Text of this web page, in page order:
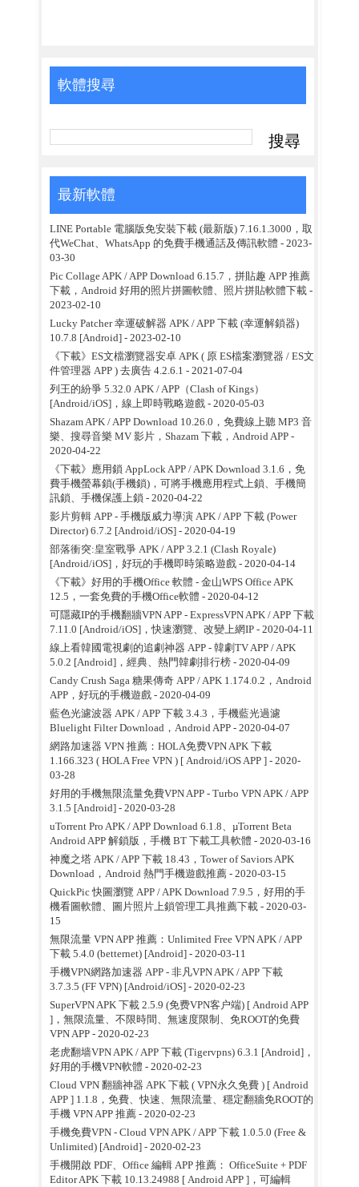
軟體搜尋
最新軟體
LINE Portable 電腦版免安裝下載 (最新版) 7.16.1.3000，取
代WeChat、WhatsApp 的免費手機通話及傳訊軟體 - 2023-
03-30
Pic Collage APK / APP Download 6.15.7，拼貼趣 APP 推薦
下載，Android 好用的照片拼圖軟體、照片拼貼軟體下載-
2023-02-10
Lucky Patcher 幸運破解器 APK / APP 下載 (幸運解鎖器)
10.7.8 [Android] - 2023-02-10
《下載》ES文檔瀏覽器安卓 APK ( 原 ES檔案瀏覽器 / ES文
件管理器 APP ) 去廣告 4.2.6.1 - 2021-07-04
列王的紛爭 5.32.0 APK / APP（Clash of Kings）
[Android/iOS]，線上即時戰略遊戲- 2020-05-03
Shazam APK / APP Download 10.26.0，免費線上聽 MP3 音
樂、搜尋音樂 MV 影片，Shazam 下載，Android APP-
2020-04-22
《下載》應用鎖 AppLock APP / APK Download 3.1.6，免
費手機螢幕鎖(手機鎖)，可將手機應用程式上鎖、手機簡
訊鎖、手機保護上鎖 - 2020-04-22
影片剪輯 APP - 手機版威力導演 APK / APP 下載 (Power
Director) 6.7.2 [Android/iOS]- 2020-04-19
部落衝突:皇室戰爭 APK / APP 3.2.1 (Clash Royale)
[Android/iOS]，好玩的手機即時策略遊戲- 2020-04-14
《下載》好用的手機Office 軟體 - 金山WPS Office APK
12.5，一套免費的手機Office軟體 - 2020-04-12
可隱藏IP的手機翻牆VPN APP - ExpressVPN APK / APP 下載
7.11.0 [Android/iOS]，快速瀏覽、改變上網IP- 2020-04-11
線上看韓國電視劇的追劇神器 APP - 韓劇TV APP / APK
5.0.2 [Android]，經典、熱門韓劇排行榜- 2020-04-09
Candy Crush Saga 糖果傳奇 APP / APK 1.174.0.2，Android
APP，好玩的手機遊戲- 2020-04-09
藍色光濾波器 APK / APP 下載 3.4.3，手機藍光過濾
Bluelight Filter Download，Android APP- 2020-04-07
網路加速器 VPN 推薦：HOLA免费VPN APK 下載
1.166.323 ( HOLA Free VPN ) [ Android/iOS APP ]- 2020-
03-28
好用的手機無限流量免費VPN APP - Turbo VPN APK / APP
3.1.5 [Android]- 2020-03-28
uTorrent Pro APK / APP Download 6.1.8、µTorrent Beta
Android APP 解鎖版，手機 BT 下載工具軟體 - 2020-03-16
神魔之塔 APK / APP 下載 18.43，Tower of Saviors APK
Download，Android 熱門手機遊戲推薦- 2020-03-15
QuickPic 快圖瀏覽 APP / APK Download 7.9.5，好用的手
機看圖軟體、圖片照片上鎖管理工具推薦下載- 2020-03-
15
無限流量 VPN APP 推薦：Unlimited Free VPN APK / APP
下載 5.4.0 (betternet) [Android]- 2020-03-11
手機VPN網路加速器 APP - 非凡VPN APK / APP 下載
3.7.3.5 (FF VPN) [Android/iOS]- 2020-02-23
SuperVPN APK 下載 2.5.9 (免费VPN客户端) [ Android APP
]，無限流量、不限時間、無速度限制、免ROOT的免費
VPN APP- 2020-02-23
老虎翻墙VPN APK / APP 下載 (Tigervpns) 6.3.1 [Android]，
好用的手機VPN軟體 - 2020-02-23
Cloud VPN 翻牆神器 APK 下載 ( VPN永久免費 ) [ Android
APP ] 1.1.8，免費、快速、無限流量、穩定翻牆免ROOT的
手機 VPN APP 推薦- 2020-02-23
手機免費VPN - Cloud VPN APK / APP 下載 1.0.5.0 (Free &
Unlimited) [Android]- 2020-02-23
手機開啟 PDF、Office 編輯 APP 推薦： OfficeSuite + PDF
Editor APK 下載 10.13.24988 [ Android APP ]，可編輯